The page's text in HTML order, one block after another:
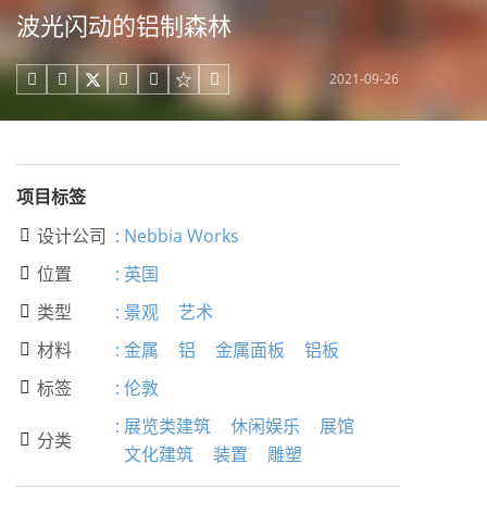
波光闪动的铝制森林
     2021-09-26
项目标签
 设计公司 : Nebbia Works
 位置 : 英国
 类型 : 景观 艺术
 材料 : 金属 铝 金属面板 铝板
 标签 : 伦敦
 分类
: 展览类建筑 休闲娱乐
展馆
文化建筑
装置 雕塑